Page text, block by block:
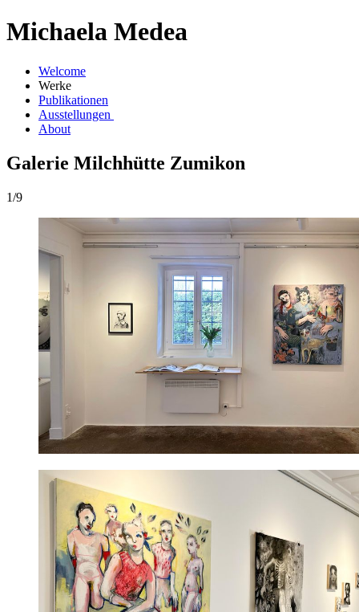
Michaela Medea
Welcome
Werke
Publikationen
Ausstellungen
About
Galerie Milchhütte Zumikon
1/9